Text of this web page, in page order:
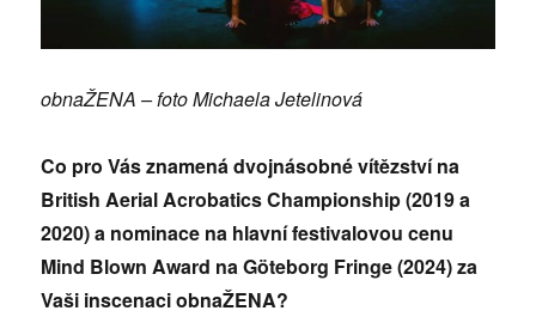
obnaŽENA – foto Michaela Jetelinová
Co pro Vás znamená dvojnásobné vítězství na
British Aerial Acrobatics Championship (2019 a
2020) a nominace na hlavní festivalovou cenu
Mind Blown Award na Göteborg Fringe (2024) za
Vaši inscenaci obnaŽENA?